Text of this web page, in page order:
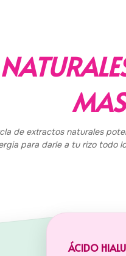
de extractos naturales
para darle a tu rizo todo
ÁCIDO